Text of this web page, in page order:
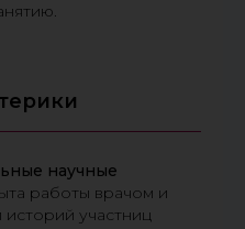
научные
работы врачом и
историй участниц